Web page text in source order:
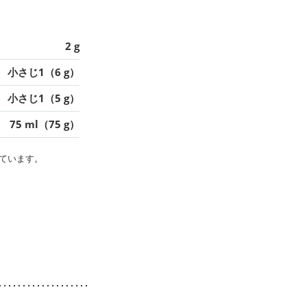
2 g
小さじ1（6 g）
小さじ1（5 g）
75 ml（75 g）
ます。